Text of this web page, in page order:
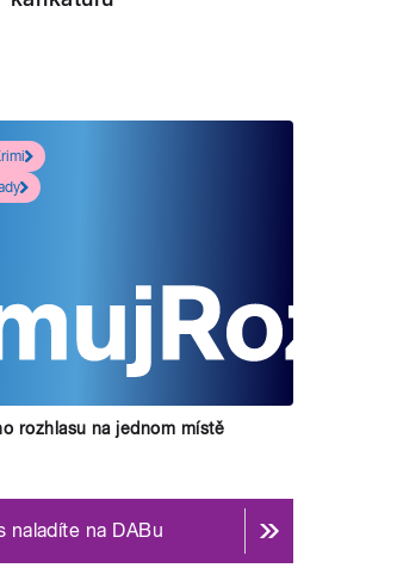
rozhlasu na jednom místě
naladíte na DABu